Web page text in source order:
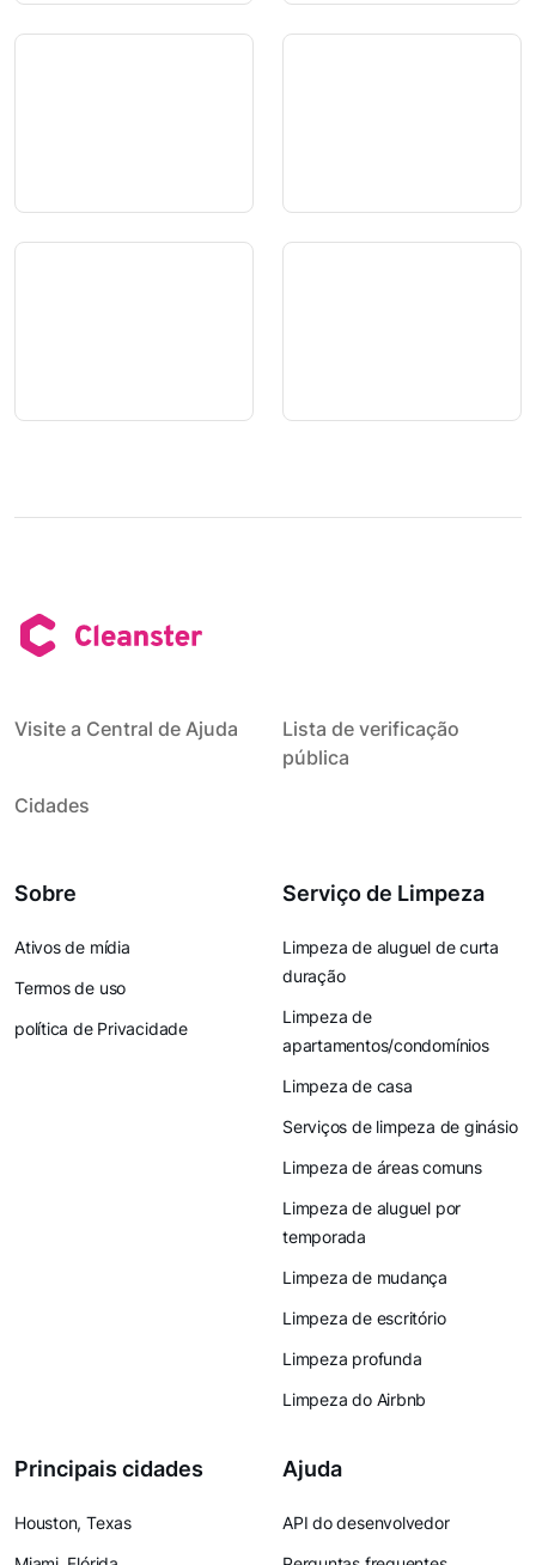
Visite a Central de Ajuda
Lista de verificação
pública
Cidades
Sobre
Ativos de mídia
Termos de uso
política de Privacidade
Serviço de Limpeza
Limpeza de aluguel de curta
duração
Limpeza de
apartamentos/condomínios
Limpeza de casa
Serviços de limpeza de ginásio
Limpeza de áreas comuns
Limpeza de aluguel por
temporada
Limpeza de mudança
Limpeza de escritório
Limpeza profunda
Limpeza do Airbnb
Principais cidades
Houston, Texas
Ajuda
API do desenvolvedor